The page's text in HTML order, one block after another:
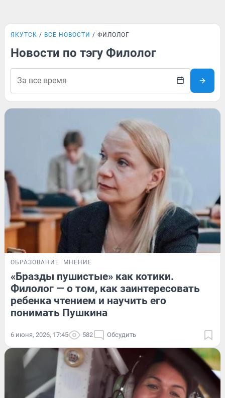
ЯКУТСК ВСЕ НОВОСТИ ФИЛОЛОГ
Новости по тэгу Филолог
ОБРАЗОВАНИЕ МНЕНИЕ
«Бразды пушистые» как котики.
Филолог — о том, как заинтересовать
ребенка чтением и научить его
понимать Пушкина
6 июня, 2026, 17:45 582 Обсудить